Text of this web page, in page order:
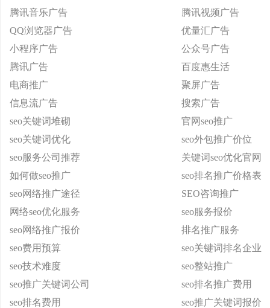
腾讯音乐广告
腾讯视频广告
QQ浏览器广告
优量汇广告
小程序广告
公众号广告
腾讯广告
百度惠生活
电商推广
聚屏广告
信息流广告
搜索广告
seo关键词堆砌
官网seo推广
seo关键词优化
seo外包推广价位
seo服务公司推荐
关键词seo优化官网
如何做seo推广
seo排名推广价格表
seo网络推广途径
SEO咨询推广
网络seo优化服务
seo服务报价
seo网络推广报价
排名推广服务
seo费用预算
seo关键词排名企业
seo技术难度
seo整站推广
seo推广关键词公司
seo排名推广费用
seo排名费用
seo推广关键词报价